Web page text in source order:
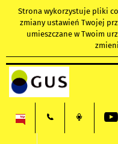
Strona wykorzystuje pliki
zmiany ustawień Twojej
umieszczane w Twoim